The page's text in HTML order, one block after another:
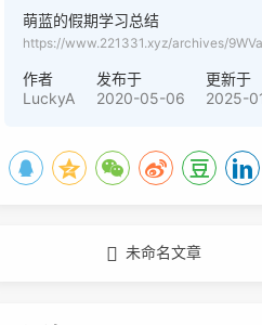
萌蓝的假期学习总结
https://www.221331.xyz/archives/
作者
LuckyA
发布于
2020-05-06
更新于
2025-
未命名文章